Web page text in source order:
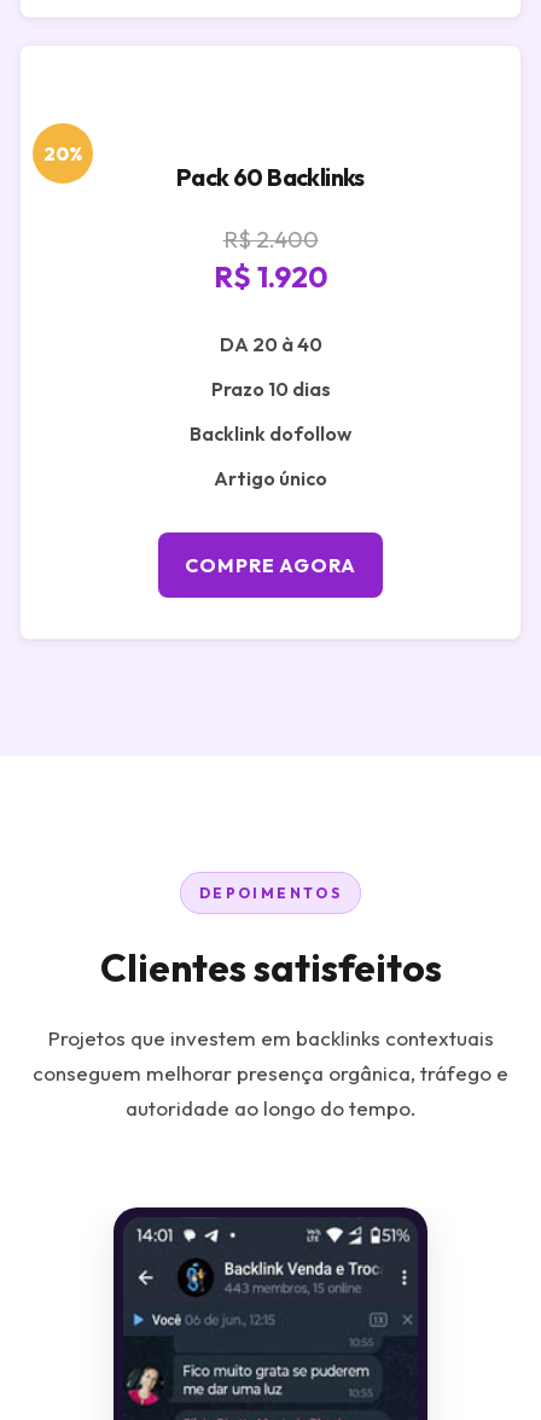
20%
Pack 60 Backlinks
R$ 2.400
R$ 1.920
DA 20 à 40
Prazo 10 dias
Backlink dofollow
Artigo único
COMPRE AGORA
DEPOIMENTOS
Clientes satisfeitos
Projetos que investem em backlinks contextuais
conseguem melhorar presença orgânica, tráfego e
autoridade ao longo do tempo.